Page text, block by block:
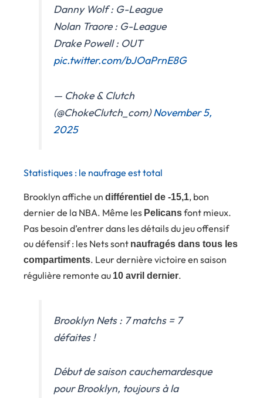
Danny Wolf : G-League
Nolan Traore : G-League
Drake Powell : OUT
pic.twitter.com/bJOaPrnE8G
— Choke & Clutch
(@ChokeClutch_com)November 5,
2025
Statistiques : le naufrage est total
Brooklyn affiche un différentiel de -15,1, bon
dernier de la NBA. Même les Pelicansfont mieux.
Pas besoin d’entrer dans les détails du jeu offensif
ou défensif : les Nets sont naufragés dans tous les
compartiments. Leur dernière victoire en saison
régulière remonte au 10 avril dernier.
Brooklyn Nets : 7 matchs = 7
défaites !
Début de saison cauchemardesque
pour Brooklyn, toujours à la